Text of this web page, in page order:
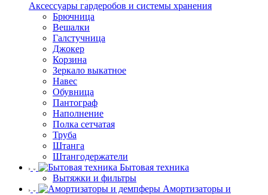
Аксессуары гардеробов и системы хранения
Брючница
Вешалки
Галстучница
Джокер
Корзина
Зеркало выкатное
Навес
Обувница
Пантограф
Наполнение
Полка сетчатая
Труба
Штанга
Штангодержатели
Бытовая техника
Вытяжки и фильтры
Амортизаторы и